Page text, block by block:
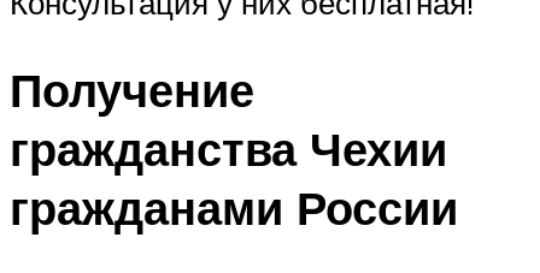
Получение
гражданства Чехии
гражданами России